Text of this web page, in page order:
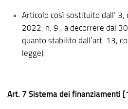
Articolo così sostituito dall’ 3,
2022, n. 9 , a decorrere dal
quanto stabilito dall’art. 13,
legge).
Art. 7 Sistema dei finanziamenti